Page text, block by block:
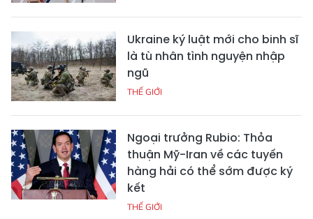
Ukraine ký luật mới cho binh sĩ
là tù nhân tình nguyện nhập
ngũ
THẾ GIỚI
Ngoại trưởng Rubio: Thỏa
thuận Mỹ-Iran về các tuyến
hàng hải có thể sớm được ký
kết
THẾ GIỚI